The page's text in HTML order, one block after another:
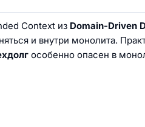
Context из Domain-Driven
и внутри монолита.
особенно опасен в